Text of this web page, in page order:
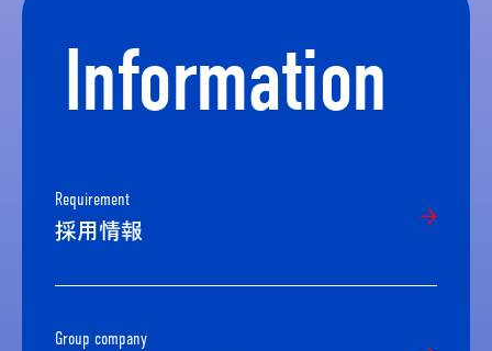
Information
Requirement
採用情報
Group company